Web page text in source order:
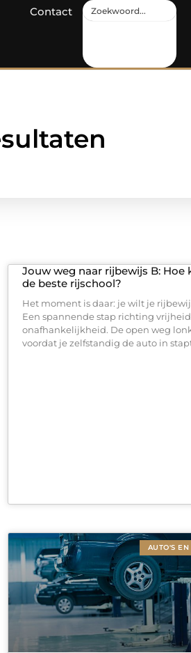
Contact
Jouw weg naar rijbewijs B: Hoe
de beste rijschool?
Het moment is daar: je wilt je
Een spannende stap richting
onafhankelijkheid. De open weg
voordat je zelfstandig de auto in
AUTO'S